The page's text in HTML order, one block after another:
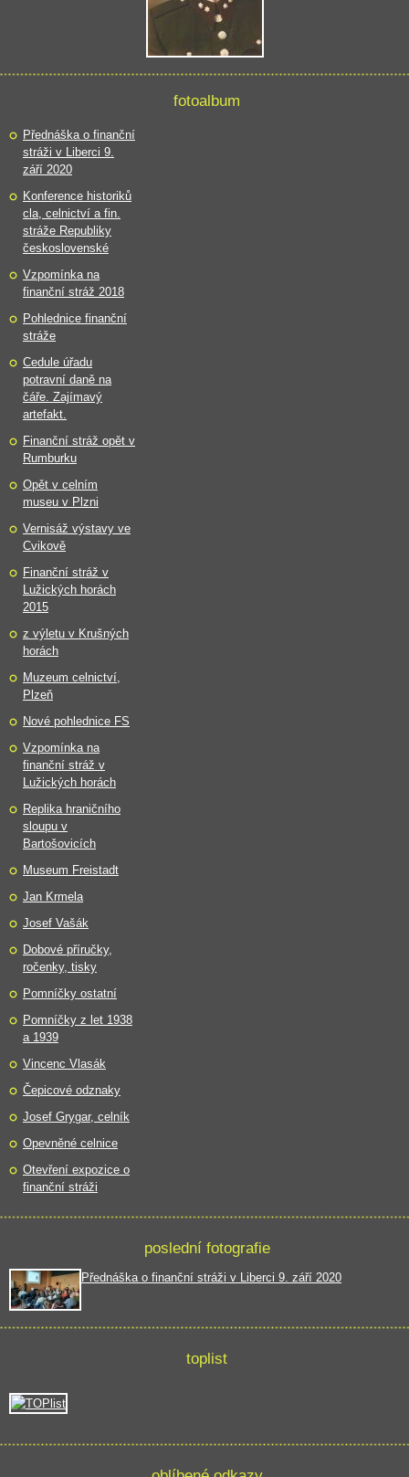
fotoalbum
Přednáška o finanční
stráži v Liberci 9.
září 2020
Konference historiků
cla, celnictví a fin.
stráže Republiky
československé
Vzpomínka na
finanční stráž 2018
Pohlednice finanční
stráže
Cedule úřadu
potravní daně na
čáře. Zajímavý
artefakt.
Finanční stráž opět v
Rumburku
Opět v celním
museu v Plzni
Vernisáž výstavy ve
Cvikově
Finanční stráž v
Lužických horách
2015
z výletu v Krušných
horách
Muzeum celnictví,
Plzeň
Nové pohlednice FS
Vzpomínka na
finanční stráž v
Lužických horách
Replika hraničního
sloupu v
Bartošovicích
Museum Freistadt
Jan Krmela
Josef Vašák
Dobové příručky,
ročenky, tisky
Pomníčky ostatní
Pomníčky z let 1938
a 1939
Vincenc Vlasák
Čepicové odznaky
Josef Grygar, celník
Opevněné celnice
Otevření expozice o
finanční stráži
poslední fotografie
Přednáška o finanční stráži v Liberci 9. září 2020
toplist